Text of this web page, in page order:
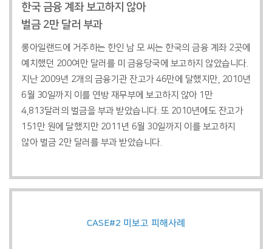
한국 금융 계좌 보고하지 않아
벌금 2만 달러 부과
롱아일랜드에 거주하는 한인 남 모 씨는 한국의 금융 계좌 2곳에
예치했던 200여만 달러를 미 금융당국에 보고하지 않았습니다.
지난 2009년 2개의 금융기관 잔고가 46만에 달했지만, 2010년
6월 30일까지 이를 연방 재무부에 보고하지 않아 1만
4,813달러의 벌금을 부과 받았습니다. 또 2010년에도 잔고가
151만 원에 달했지만 2011년 6월 30일까지 이를 보고하지
않아 벌금 2만 달러를 부과 받았습니다.
CASE#2 미보고 피해사례